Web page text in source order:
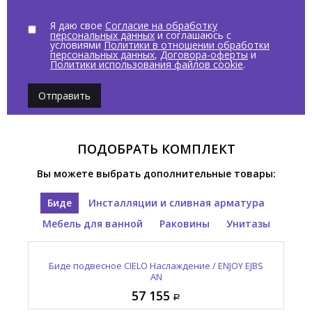
Я даю свое Согласие на обработку
персональных данныхи соглашаюсь с
условиями Политики в отношении обработки
персональных данных, Договора-оферты и
Политики использования файлов cookie.
Отправить
ПОДОБРАТЬ КОМПЛЕКТ
Вы можете выбрать дополнительные товары:
Биде
Инсталляции и сливная арматура
Мебель для ванной
Раковины Унитазы
Биде подвесное CIELO Наслаждение / ENJOY EJBS
AN
57 155
Выпуск CIELO Сива / SIWA PIL01 AN
12 965
Зеркало овальное CIELO И Катини / I CATINI CASPO
NM
95 410
Раковина полувстраиваемая CIELO Наслаждение /
ENJOY EJLASIT AN
55 055
Унитаз подвесной CIELO Наслаждение / ENJOY EJVS
AN
57 155